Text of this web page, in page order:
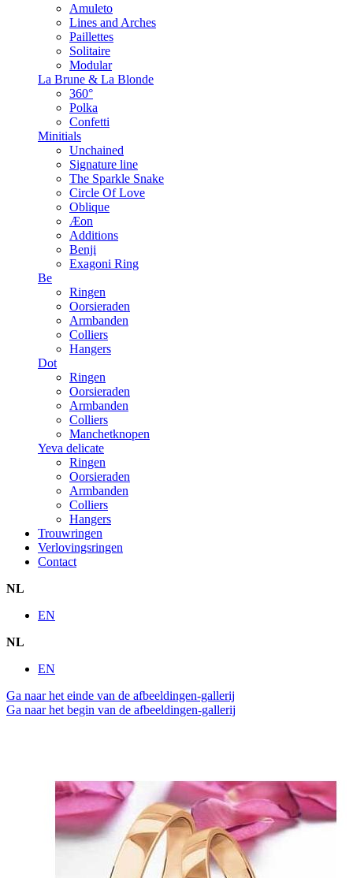
Amuleto
Lines and Arches
Paillettes
Solitaire
Modular
La Brune & La Blonde
360°
Polka
Confetti
Minitials
Unchained
Signature line
The Sparkle Snake
Circle Of Love
Oblique
Æon
Additions
Benji
Exagoni Ring
Be
Ringen
Oorsieraden
Armbanden
Colliers
Hangers
Dot
Ringen
Oorsieraden
Armbanden
Colliers
Manchetknopen
Yeva delicate
Ringen
Oorsieraden
Armbanden
Colliers
Hangers
Trouwringen
Verlovingsringen
Contact
NL
EN
NL
EN
Ga naar het einde van de afbeeldingen-gallerij
Ga naar het begin van de afbeeldingen-gallerij